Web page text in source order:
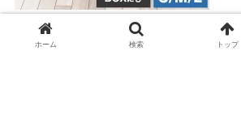
パッと広がる折りたたみペットサークル
ホーム 検索 トップ